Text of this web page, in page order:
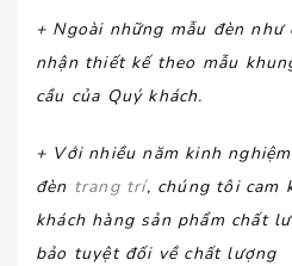
+ Ngoài những mẫu đèn
nhận thiết kế theo mẫu
cầu của Quý khách.
+ Với nhiều năm kinh
đèn trang trí, chúng tôi cam
khách hàng sản phẩm chất
bảo tuyệt đối về chất lượng